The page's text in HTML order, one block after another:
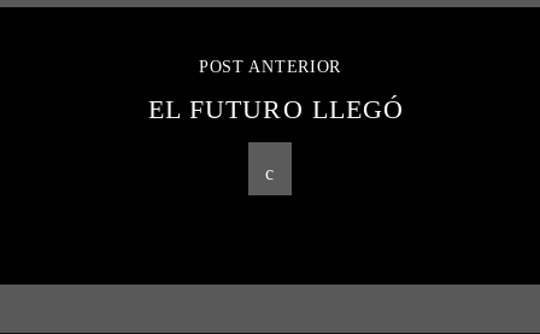
POST ANTERIOR
EL FUTURO LLEGÓ